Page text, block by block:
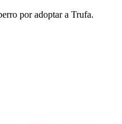
por adoptar a Trufa.